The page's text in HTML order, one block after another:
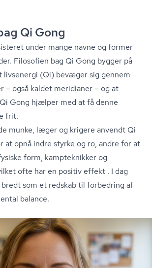
Qi Gong
under mange navne og former
Filosofien bag Qi Gong bygger på
livsenergi (Qi) bevæger sig gennem
– også kaldet meridianer – og at
Gong hjælper med at få denne
frit.
munke, læger og krigere anvendt Qi
at opnå indre styrke og ro, andre for at
form, kampteknikker og
ofte har en positiv effekt . I dag
som et redskab til forbedring af
balance.